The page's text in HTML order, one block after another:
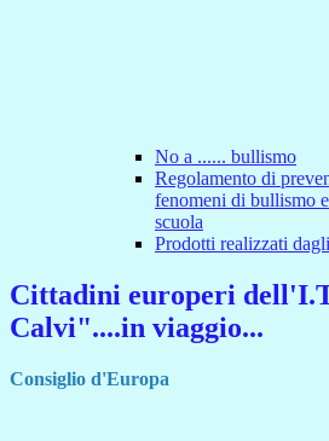
No a ...... bullismo
Regolamento di
fenomeni di bullismo
scuola
Prodotti realizzati
Cittadini europeri
Calvi"....in viaggio...
Consiglio d'Europa